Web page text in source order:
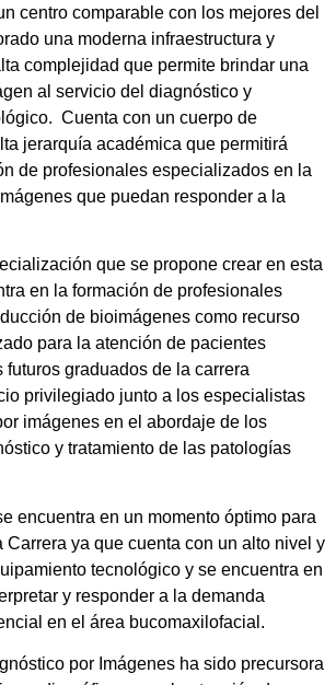
centro comparable con los mejores del
una moderna infraestructura y
complejidad que permite brindar una
al servicio del diagnóstico y
Cuenta con un cuerpo de
jerarquía académica que permitirá
de profesionales especializados en la
que puedan responder a la
que se propone crear en esta
en la formación de profesionales
de bioimágenes como recurso
para la atención de pacientes
graduados de la carrera
privilegiado junto a los especialistas
imágenes en el abordaje de los
y tratamiento de las patologías
encuentra en un momento óptimo para
Carrera ya que cuenta con un alto nivel y
tecnológico y se encuentra en
y responder a la demanda
en el área bucomaxilofacial.
por Imágenes ha sido precursora